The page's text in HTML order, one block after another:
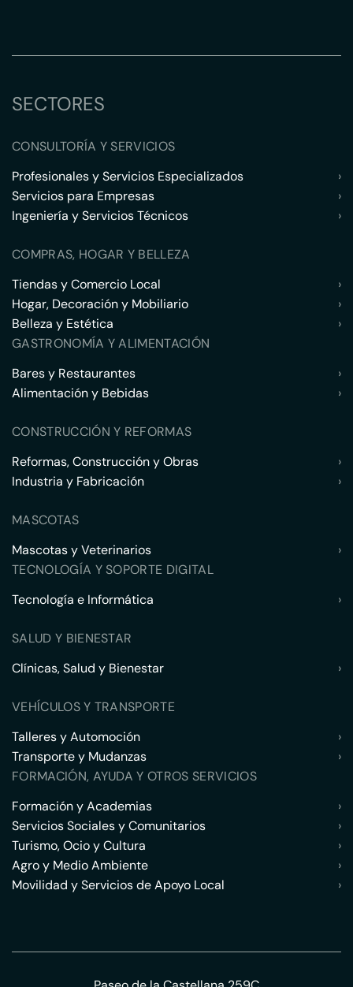
SECTORES
CONSULTORÍA Y SERVICIOS
Profesionales y Servicios Especializados
›
Servicios para Empresas
›
Ingeniería y Servicios Técnicos
›
COMPRAS, HOGAR Y BELLEZA
Tiendas y Comercio Local
›
Hogar, Decoración y Mobiliario
›
Belleza y Estética
›
GASTRONOMÍA Y ALIMENTACIÓN
Bares y Restaurantes
›
Alimentación y Bebidas
›
CONSTRUCCIÓN Y REFORMAS
Reformas, Construcción y Obras
›
Industria y Fabricación
›
MASCOTAS
Mascotas y Veterinarios
›
TECNOLOGÍA Y SOPORTE DIGITAL
Tecnología e Informática
›
SALUD Y BIENESTAR
Clínicas, Salud y Bienestar
›
VEHÍCULOS Y TRANSPORTE
Talleres y Automoción
›
Transporte y Mudanzas
›
FORMACIÓN, AYUDA Y OTROS SERVICIOS
Formación y Academias
›
Servicios Sociales y Comunitarios
›
Turismo, Ocio y Cultura
›
Agro y Medio Ambiente
›
Movilidad y Servicios de Apoyo Local
›